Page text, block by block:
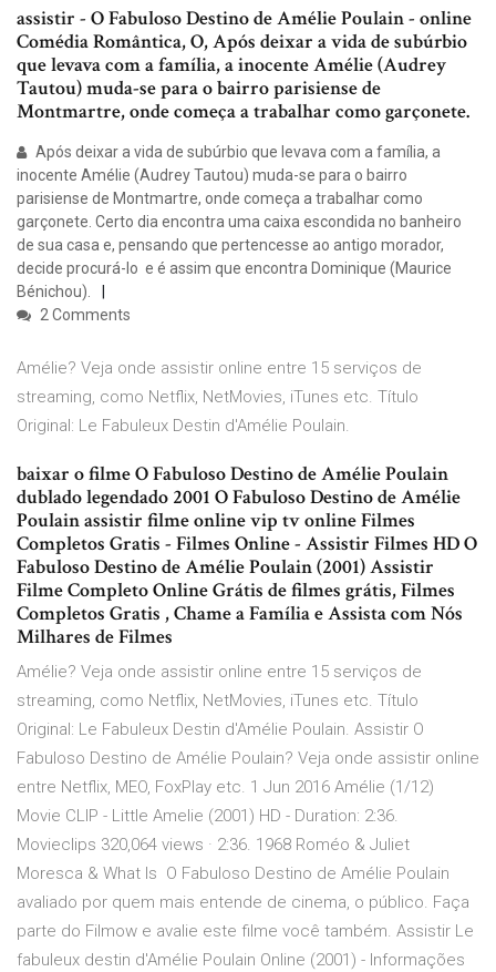
assistir - O Fabuloso Destino de Amélie Poulain - online
Comédia Romântica, O, Após deixar a vida de subúrbio
que levava com a família, a inocente Amélie (Audrey
Tautou) muda-se para o bairro parisiense de
Montmartre, onde começa a trabalhar como garçonete.
Após deixar a vida de subúrbio que levava com a família, a
inocente Amélie (Audrey Tautou) muda-se para o bairro
parisiense de Montmartre, onde começa a trabalhar como
garçonete. Certo dia encontra uma caixa escondida no banheiro
de sua casa e, pensando que pertencesse ao antigo morador,
decide procurá-lo ­ e é assim que encontra Dominique (Maurice
Bénichou).
2 Comments
Amélie? Veja onde assistir online entre 15 serviços de
streaming, como Netflix, NetMovies, iTunes etc. Título
Original: Le Fabuleux Destin d'Amélie Poulain.
baixar o filme O Fabuloso Destino de Amélie Poulain
dublado legendado 2001 O Fabuloso Destino de Amélie
Poulain assistir filme online vip tv online Filmes
Completos Gratis - Filmes Online - Assistir Filmes HD O
Fabuloso Destino de Amélie Poulain (2001) Assistir
Filme Completo Online Grátis de filmes grátis, Filmes
Completos Gratis , Chame a Família e Assista com Nós
Milhares de Filmes
Amélie? Veja onde assistir online entre 15 serviços de
streaming, como Netflix, NetMovies, iTunes etc. Título
Original: Le Fabuleux Destin d'Amélie Poulain. Assistir O
Fabuloso Destino de Amélie Poulain? Veja onde assistir online
entre Netflix, MEO, FoxPlay etc. 1 Jun 2016 Amélie (1/12)
Movie CLIP - Little Amelie (2001) HD - Duration: 2:36.
Movieclips 320,064 views · 2:36. 1968 Roméo & Juliet
Moresca & What Is O Fabuloso Destino de Amélie Poulain
avaliado por quem mais entende de cinema, o público. Faça
parte do Filmow e avalie este filme você também. Assistir Le
fabuleux destin d'Amélie Poulain Online (2001) - Informações